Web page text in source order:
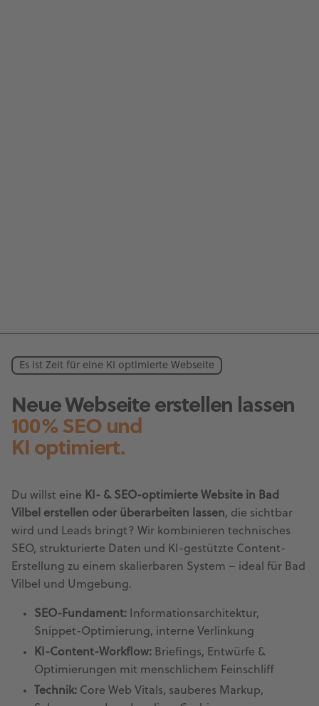
Es ist Zeit für eine KI optimierte Webseite
Neue Webseite erstellen lassen
100% SEO und
KI optimiert.
Du willst eine KI- & SEO-optimierte Website in Bad
Vilbel erstellen oder überarbeiten lassen, die sichtbar
wird und Leads bringt? Wir kombinieren technisches
SEO, strukturierte Daten und KI-gestützte Content-
Erstellung zu einem skalierbaren System – ideal für Bad
Vilbel und Umgebung.
SEO-Fundament: Informationsarchitektur,
Snippet-Optimierung, interne Verlinkung
KI-Content-Workflow: Briefings, Entwürfe &
Optimierungen mit menschlichem Feinschliff
Technik: Core Web Vitals, sauberes Markup,